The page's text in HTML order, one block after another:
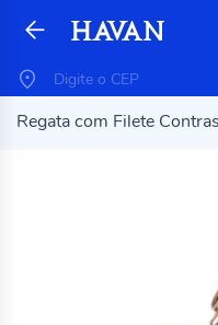
Regata com Filete